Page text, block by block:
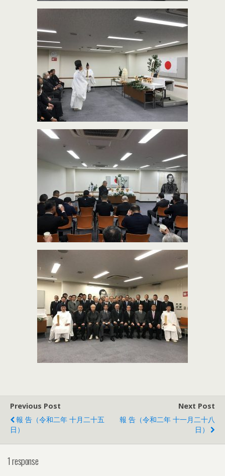
Previous Post
報 告（令和二年 十月二十五
日）
Next Post
報 告（令和二年 十一月二十八
日）
1 response